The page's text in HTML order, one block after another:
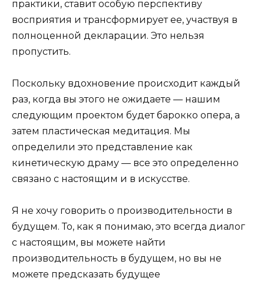
практики, ставит особую перспективу
восприятия и трансформирует ее, участвуя в
полноценной декларации. Это нельзя
пропустить.
Поскольку вдохновение происходит каждый
раз, когда вы этого не ожидаете — нашим
следующим проектом будет барокко опера, а
затем пластическая медитация. Мы
определили это представление как
кинетическую драму — все это определенно
связано с настоящим и в искусстве.
Я не хочу говорить о производительности в
будущем. То, как я понимаю, это всегда диалог
с настоящим, вы можете найти
производительность в будущем, но вы не
можете предсказать будущее